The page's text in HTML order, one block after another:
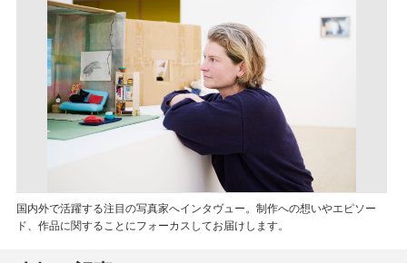
国内外で活躍する注目の写真家へインタヴュー。制作への想いやエピソー
ド、作品に関することにフォーカスしてお届けします。